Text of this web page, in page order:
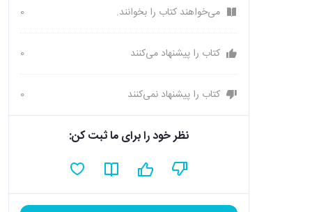
می‌خواهند کتاب را بخوانند. 0
کتاب را پیشنهاد می‌کنند 0
کتاب را پیشنهاد نمی‌کنند 0
نظر خود را برای ما ثبت کن: